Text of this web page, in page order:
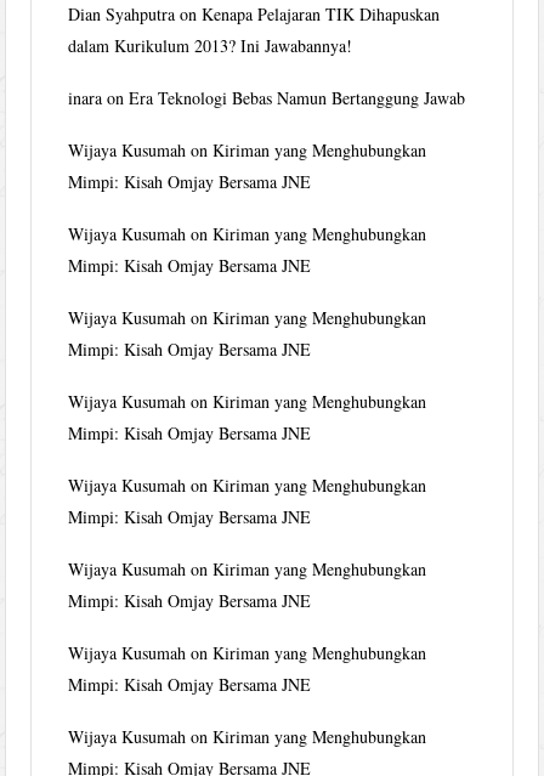
Dian Syahputra onKenapa Pelajaran TIK Dihapuskan
dalam Kurikulum 2013? Ini Jawabannya!
inara onEra Teknologi Bebas Namun Bertanggung Jawab
Wijaya Kusumah onKiriman yang Menghubungkan
Mimpi: Kisah Omjay Bersama JNE
Wijaya Kusumah onKiriman yang Menghubungkan
Mimpi: Kisah Omjay Bersama JNE
Wijaya Kusumah onKiriman yang Menghubungkan
Mimpi: Kisah Omjay Bersama JNE
Wijaya Kusumah onKiriman yang Menghubungkan
Mimpi: Kisah Omjay Bersama JNE
Wijaya Kusumah onKiriman yang Menghubungkan
Mimpi: Kisah Omjay Bersama JNE
Wijaya Kusumah onKiriman yang Menghubungkan
Mimpi: Kisah Omjay Bersama JNE
Wijaya Kusumah onKiriman yang Menghubungkan
Mimpi: Kisah Omjay Bersama JNE
Wijaya Kusumah onKiriman yang Menghubungkan
Mimpi: Kisah Omjay Bersama JNE